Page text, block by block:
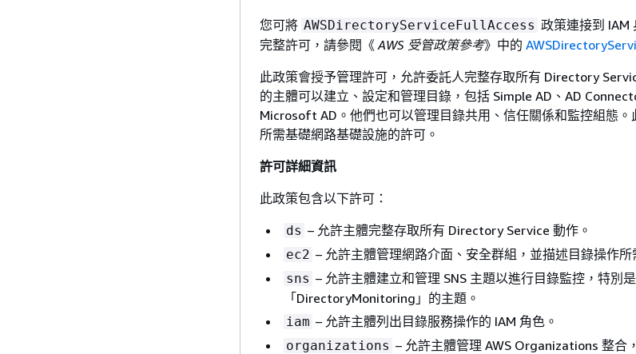
您可將 AWSDirectoryServiceFullAccess 政策連接到 IAM
完整許可，請參閱《 AWS 受管政策參考》中的
此政策會授予管理許可，允許委託人完整存取所有 Directory
的主體可以建立、設定和管理目錄，包括 Simple AD、AD
Microsoft AD。他們也可以管理目錄共用、信任關係和監控組態
所需基礎網路基礎設施的許可。
許可詳細資訊
此政策包含以下許可：
ds – 允許主體完整存取所有 Directory Service 動作。
ec2 – 允許主體管理網路介面、安全群組，並描述目錄操作所
sns – 允許主體建立和管理 SNS 主題以進行目錄監控，特別
「DirectoryMonitoring」的主題。
iam – 允許主體列出目錄服務操作的 IAM 角色。
organizations – 允許主體管理 AWS Organizations 整合